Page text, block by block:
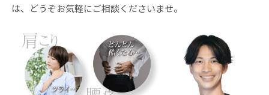
は、どうぞお気軽にご相談くださいませ。